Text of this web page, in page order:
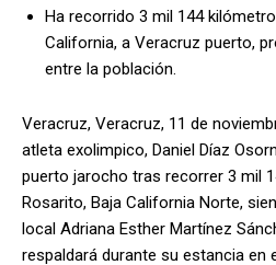
Ha recorrido 3 mil 144
California, a Veracruz puerto,
entre la población.
Veracruz, Veracruz, 11 de
atleta exolimpico, Daniel Díaz
puerto jarocho tras recorrer 3 mil
Rosarito, Baja California Norte,
local Adriana Esther Martínez
respaldará durante su estancia en